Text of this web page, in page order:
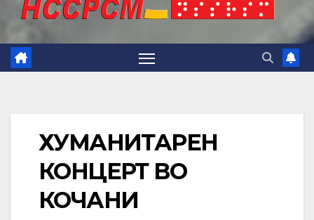
ХУМАНИТАРЕН
КОНЦЕРТ ВО
КОЧАНИ